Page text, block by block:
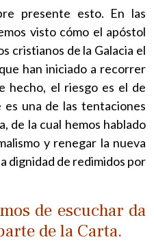
presente esto. En las
visto cómo el apóstol
cristianos de la Galacia el
han iniciado a recorrer
hecho, el riesgo es el de
una de las tentaciones
de la cual hemos hablado
y renegar la nueva
dignidad de redimidos por
de escuchar da
de la Carta.